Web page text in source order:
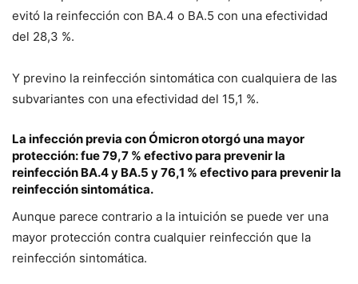
evitó la reinfección con BA.4 o BA.5 con una efectividad
del 28,3 %.
Y previno la reinfección sintomática con cualquiera de las
subvariantes con una efectividad del 15,1 %.
La infección previa con Ómicron otorgó una mayor
protección: fue 79,7 % efectivo para prevenir la
reinfección BA.4 y BA.5 y 76,1 % efectivo para prevenir la
reinfección sintomática.
Aunque parece contrario a la intuición se puede ver una
mayor protección contra cualquier reinfección que la
reinfección sintomática.